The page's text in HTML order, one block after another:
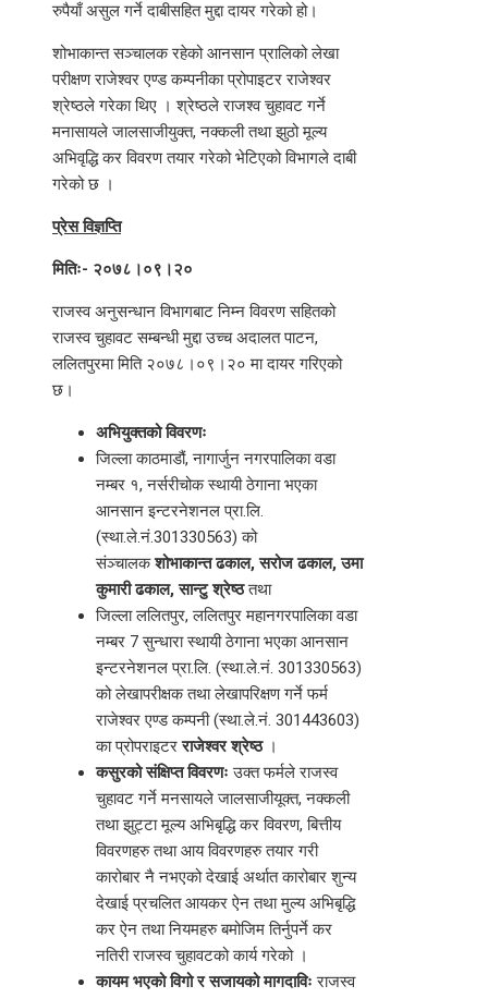
रुपैयाँ असुल गर्ने दाबीसहित मुद्दा दायर गरेको हो।
शोभाकान्त सञ्चालक रहेको आनसान प्रालिको लेखा
परीक्षण राजेश्वर एण्ड कम्पनीका प्रोपाइटर राजेश्वर
श्रेष्ठले गरेका थिए । श्रेष्ठले राजश्व चुहावट गर्ने
मनासायले जालसाजीयुक्त, नक्कली तथा झुठो मूल्य
अभिवृद्धि कर विवरण तयार गरेको भेटिएको विभागले दाबी
गरेको छ ।
प्रेस विज्ञप्‍ति
मितिः- २०७८।०९।२०
राजस्व अनुसन्धान विभागबाट निम्न विवरण सहितको
राजस्व चुहावट सम्बन्धी मुद्दा उच्च अदालत पाटन,
ललितपुरमा मिति २०७८।०९।२० मा दायर गरिएको
छ।
अभियुक्तको विवरणः
जिल्ला काठमाडौं, नागार्जुन नगरपालिका वडा
नम्बर १, नर्सरीचोक स्थायी ठेगाना भएका
आनसान इन्टरनेशनल प्रा.लि.
(स्था.ले.नं.301330563) को
संञ्चालकशोभाकान्त ढकाल, सरोज ढकाल, उमा
कुमारी ढकाल, सान्टु श्रेष्ठतथा
जिल्ला ललितपुर, ललितपुर महानगरपालिका वडा
नम्बर 7 सुन्धारा स्थायी ठेगाना भएका आनसान
इन्टरनेशनल प्रा.लि. (स्था.ले.नं. 301330563)
को लेखापरीक्षक तथा लेखापरिक्षण गर्ने फर्म
राजेश्वर एण्ड कम्पनी (स्था.ले.नं. 301443603)
का प्रोपराइटरराजेश्वर श्रेष्ठ।
कसुरको संक्षिप्‍त विवरणःउक्त फर्मले राजस्व
चुहावट गर्ने मनसायले जालसाजीयूक्त, नक्कली
तथा झुट्टा मूल्य अभिबृद्धि कर विवरण, बित्तीय
विवरणहरु तथा आय विवरणहरु तयार गरी
कारोबार नै नभएको देखाई अर्थात कारोबार शुन्य
देखाई प्रचलित आयकर ऐन तथा मुल्य अभिबृद्धि
कर ऐन तथा नियमहरु बमोजिम तिर्नुपर्ने कर
नतिरी राजस्व चुहावटको कार्य गरेको ।
कायम भएको विगो र सजायको मागदाविःराजस्व